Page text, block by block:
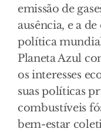
emissão de
ausência, e a
política
Planeta Azul
os interesses
suas políticas
combustíveis
bem-estar